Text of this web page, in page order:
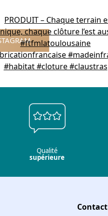
Qualité
supérieure
Contact